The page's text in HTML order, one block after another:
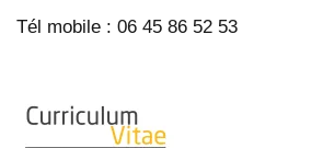
Tél mobile : 06 45 86 52 53